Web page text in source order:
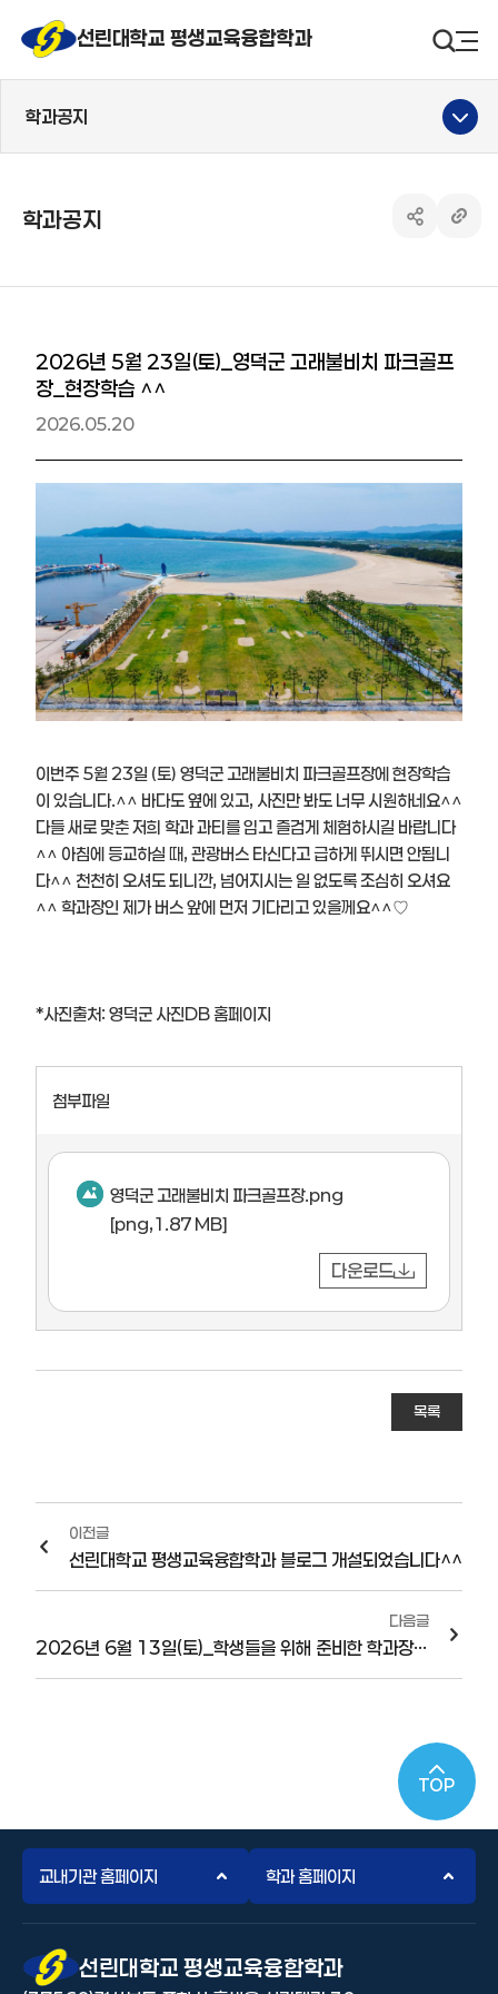
선린대 로고선린대학교 평생교육융합학과 검색사
학과공지
학과공지 공유하기
링크
2026년 5월 23일(토)_영덕군 고래불비치 파크골프
장_현장학습 ^^
2026.05.20
이번주 5월 23일 (토) 영덕군 고래불비치 파크골프장에 현장학습
이 있습니다.^^ 바다도 옆에 있고, 사진만 봐도 너무 시원하네요^^
다들 새로 맞춘 저희 학과 과티를 입고 즐겁게 체험하시길 바랍니다
^^ 아침에 등교하실 때, 관광버스 타신다고 급하게 뛰시면 안됩니
다^^ 천천히 오셔도 되니깐, 넘어지시는 일 없도록 조심히 오셔요
^^ 학과장인 제가 버스 앞에 먼저 기다리고 있을께요^^♡
*사진출처: 영덕군 사진DB 홈페이지
첨부파일
영덕군 고래불비치 파크골프장.png
[png,1.87 MB]
다운로드
목록
이전글
선린대학교 평생교육융합학과 블로그 개설되었습니다^^
다음글
2026년 6월 13일(토)_학생들을 위해 준비한 학과장의 특별한 선물 "한국체육대학교와 함께하는 평생체육&스포츠 특강"
TOP
교내기관 홈페이지 학과 홈페이지
선린대 로고선린대학교 평생교육융합학과